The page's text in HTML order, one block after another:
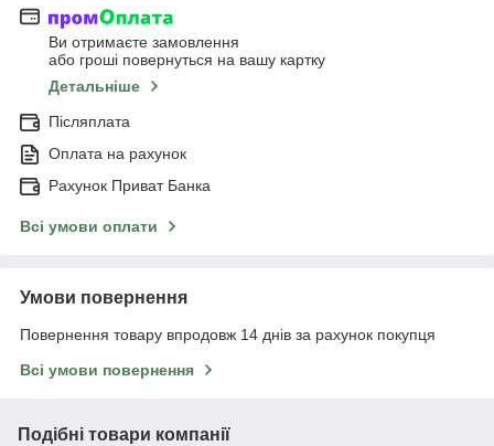
Ви отримаєте замовлення
або гроші повернуться на вашу картку
Детальніше
Післяплата
Оплата на рахунок
Рахунок Приват Банка
Всі умови оплати
Умови повернення
Повернення товару впродовж 14 днів за рахунок покупця
Всі умови повернення
Подібні товари компанії